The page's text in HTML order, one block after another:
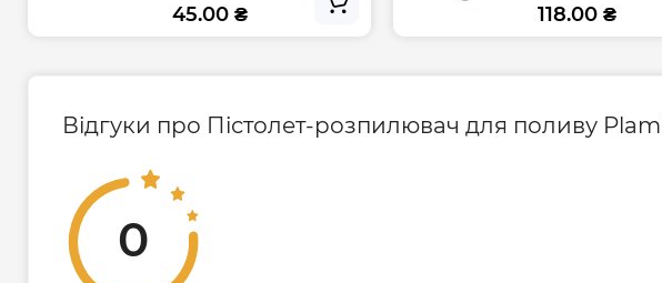
45.00 ₴ 118.00 ₴
Відгуки про Пістолет-розпилювач для поливу
0